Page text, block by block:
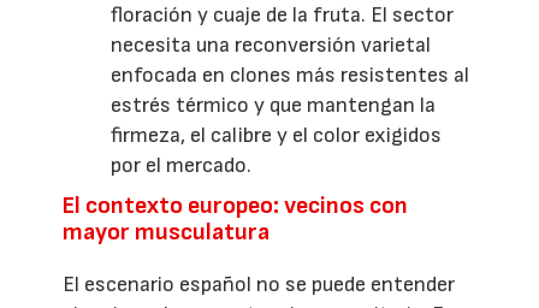
floración y cuaje de la fruta. El sector
necesita una reconversión varietal
enfocada en clones más resistentes al
estrés térmico y que mantengan la
firmeza, el calibre y el color exigidos
por el mercado.
El contexto europeo: vecinos con
mayor musculatura
El escenario español no se puede entender